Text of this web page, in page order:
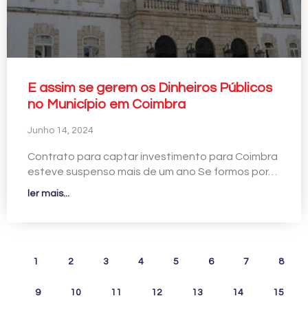
E assim se gerem os Dinheiros Públicos
no Município em Coimbra
Junho 14, 2024
Contrato para captar investimento para Coimbra
esteve suspenso mais de um ano Se formos por…
ler mais...
1 2 3 4 5 6 7 8
9 10 11 12 13 14 15